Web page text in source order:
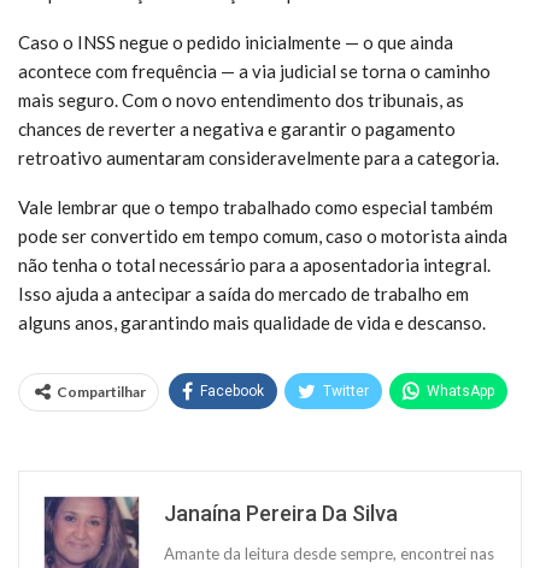
Caso o INSS negue o pedido inicialmente — o que ainda
acontece com frequência — a via judicial se torna o caminho
mais seguro. Com o novo entendimento dos tribunais, as
chances de reverter a negativa e garantir o pagamento
retroativo aumentaram consideravelmente para a categoria.
Vale lembrar que o tempo trabalhado como especial também
pode ser convertido em tempo comum, caso o motorista ainda
não tenha o total necessário para a aposentadoria integral.
Isso ajuda a antecipar a saída do mercado de trabalho em
alguns anos, garantindo mais qualidade de vida e descanso.
Compartilhar Facebook Twitter WhatsApp
Janaína Pereira Da Silva
Amante da leitura desde sempre, encontrei nas